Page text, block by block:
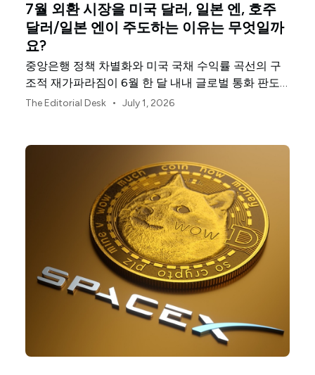
7월 외환 시장을 미국 달러, 일본 엔, 호주
달러/일본 엔이 주도하는 이유는 무엇일까
요?
중앙은행 정책 차별화와 미국 국채 수익률 곡선의 구
조적 재가파라짐이 6월 한 달 내내 글로벌 통화 판도
를 재편했습니다.
The Editorial Desk • July 1, 2026